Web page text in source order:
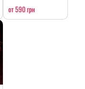
от 590 грн